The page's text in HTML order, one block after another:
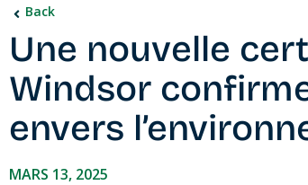
Back
Une nouvelle
Windsor
envers
MARS 13, 2025